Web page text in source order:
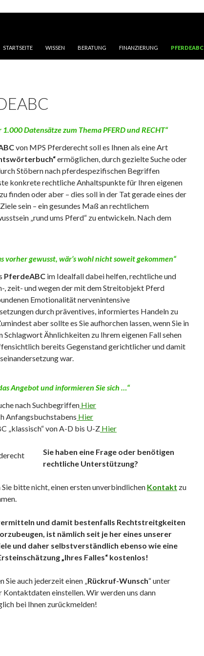
STARTSEITE
WISSEN BERATUNG FINANZIERUNG PFERDEABC
Datensätze zum Thema PFERD und RECHT“
von MPS Pferderecht soll es Ihnen als eine Art
ermöglichen, durch gezielte Suche oder
Stöbern nach pferdespezifischen Begriffen
konkrete rechtliche Anhaltspunkte für Ihren eigenen
finden oder aber – dies soll in der Tat gerade eines der
sein – ein gesundes Maß an rechtlichem
„rund ums Pferd“ zu entwickeln. Nach dem
vorher gewusst, wär’s wohl nicht soweit gekommen“
PferdeABC im Idealfall dabei helfen, rechtliche und
, zeit- und wegen der mit dem Streitobjekt Pferd
Emotionalität nervenintensive
durch präventives, informiertes Handeln zu
aber sollte es Sie aufhorchen lassen, wenn Sie in
Schlagwort Ähnlichkeiten zu Ihrem eigenen Fall sehen
bereits Gegenstand gerichtlicher und damit
war.
Angebot und informieren Sie sich …“
nach Suchbegriffen Hier
Anfangsbuchstabens Hier
„klassisch“ von A-D bis U-Z Hier
Sie haben eine Frage oder benötigen
rechtliche Unterstützung?
Sie bitte nicht, einen ersten unverbindlichen Kontakt zu
und damit bestenfalls Rechtstreitgkeiten
ist nämlich seit je her eines unserer
und daher selbstverständlich ebenso wie eine
„Ihres Falles“ kostenlos!
Sie auch jederzeit einen „Rückruf-Wunsch“ unter
Kontaktdaten einstellen. Wir werden uns dann
bei Ihnen zurückmelden!